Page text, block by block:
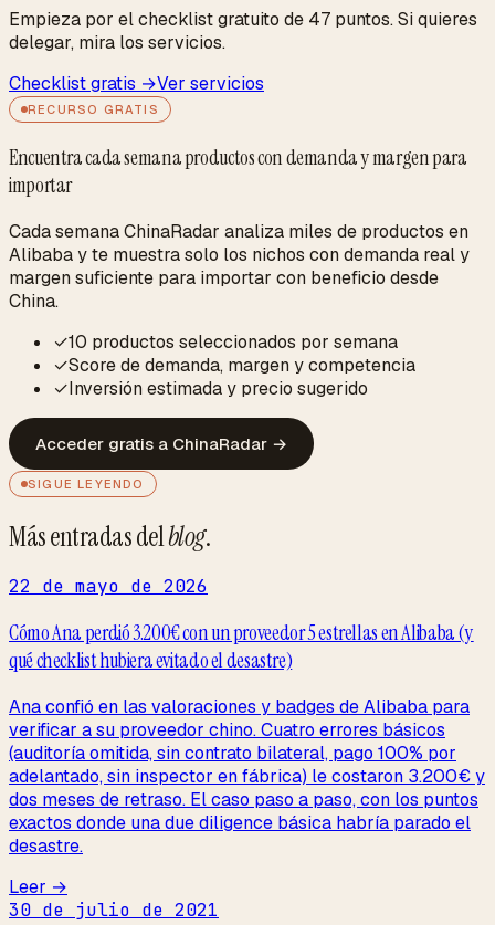
Empieza por el checklist gratuito de 47 puntos. Si quieres
delegar, mira los servicios.
Checklist gratis →Ver servicios
RECURSO GRATIS
Encuentra cada semana productos con demanda y margen para
importar
Cada semana ChinaRadar analiza miles de productos en
Alibaba y te muestra solo los nichos con demanda real y
margen suficiente para importar con beneficio desde
China.
✓10 productos seleccionados por semana
✓Score de demanda, margen y competencia
✓Inversión estimada y precio sugerido
Acceder gratis a ChinaRadar →
SIGUE LEYENDO
Más entradas delblog.
22 de mayo de 2026
Cómo Ana perdió 3.200€ con un proveedor 5 estrellas en Alibaba (y
qué checklist hubiera evitado el desastre)
Ana confió en las valoraciones y badges de Alibaba para
verificar a su proveedor chino. Cuatro errores básicos
(auditoría omitida, sin contrato bilateral, pago 100% por
adelantado, sin inspector en fábrica) le costaron 3.200€ y
dos meses de retraso. El caso paso a paso, con los puntos
exactos donde una due diligence básica habría parado el
desastre.
Leer →
30 de julio de 2021